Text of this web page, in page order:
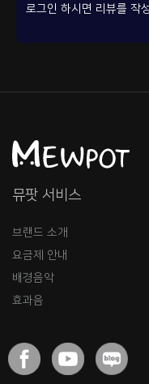
로그인 하시면 리뷰를 작
뮤팟 서비스
브랜드 소개
요금제 안내
배경음악
효과음